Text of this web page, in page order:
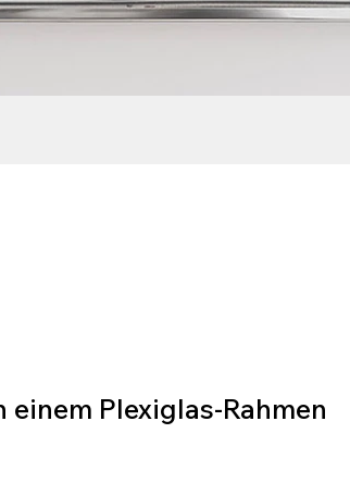
Plexiglas-Rahmen